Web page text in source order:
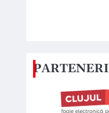
PARTENERI